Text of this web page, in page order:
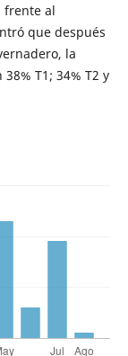
frente al
que después
la
T1; 34% T2 y